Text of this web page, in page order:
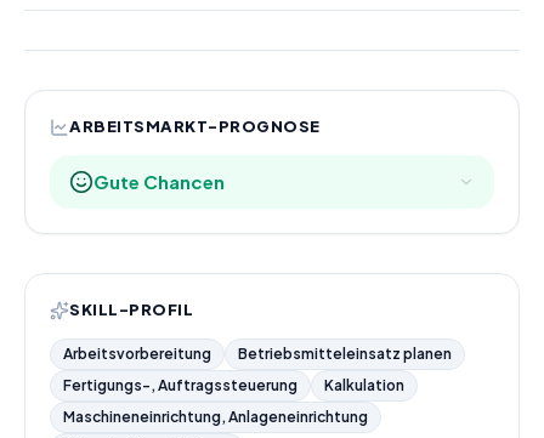
ARBEITSMARKT-PROGNOSE
Gute Chancen
SKILL-PROFIL
Arbeitsvorbereitung
Betriebsmitteleinsatz planen
Fertigungs-, Auftragssteuerung
Kalkulation
Maschineneinrichtung, Anlageneinrichtung